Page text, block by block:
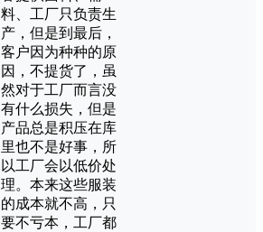
料、工厂只负责生
产，但是到最后，
客户因为种种的原
因，不提货了，虽
然对于工厂而言没
有什么损失，但是
产品总是积压在库
里也不是好事，所
以工厂会以低价处
理。本来这些服装
的成本就不高，只
要不亏本，工厂都